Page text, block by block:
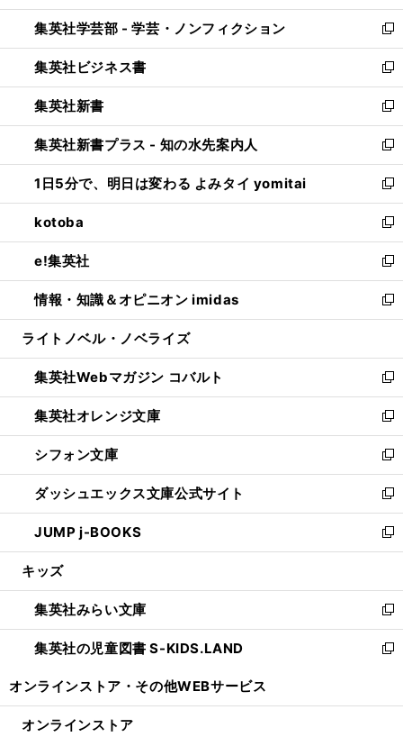
開
く
ウ
で
開
く
ン
ド
ウ
で
開
く
ウ
ィ
ン
ド
ウ
で
開
く
集英社学芸部 - 学芸・ノンフィクション
新
し
い
ウ
ィ
ン
ド
ウ
で
開
く
集英社ビジネス書
新
し
い
ウ
ィ
ン
ド
ウ
で
開
く
集英社新書
新
し
い
ウ
ィ
ン
ド
ウ
で
開
く
集英社新書プラス - 知の水先案内人
新
し
い
ウ
ィ
ン
ド
ウ
で
開
1日5分で、明日は変わる よみタイ yomitai
新
し
い
ウ
ィ
ン
ド
ウ
開
く
kotoba
新
し
い
ウ
ィ
ン
ウ
で
開
く
e!集英社
新
し
い
ウ
ン
ド
ウ
で
開
く
情報・知識＆オピニオン imidas
新
し
ウ
ィ
ン
ド
ウ
で
開
く
ライトノベル・ノベライズ
集英社Webマガジン コバルト
新
し
い
ウ
ィ
ン
ド
ウ
で
開
集英社オレンジ文庫
新
し
い
ウ
ィ
ン
ド
ウ
開
く
シフォン文庫
新
し
い
ウ
ィ
ン
ウ
で
開
く
ダッシュエックス文庫公式サイト
新
し
い
ウ
ン
ド
ウ
で
JUMP j-BOOKS
新
し
ウ
ィ
ン
ド
開
キッズ
集英社みらい文庫
新
し
い
ン
集英社の児童図書 S-KIDS.LAND
新
ウ
オンラインストア・ その他WEBサービス
オンラインストア